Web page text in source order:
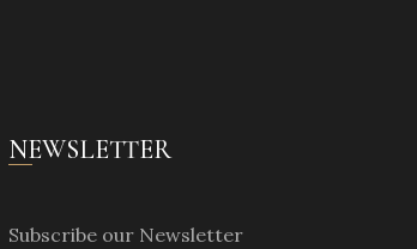
NEWSLETTER
Subscribe our Newsletter